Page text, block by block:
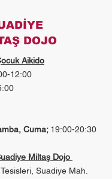
DOJO
Aikido
12:00
Cuma; 19:00-20:30
Miltaş Dojo
Suadiye Mah.